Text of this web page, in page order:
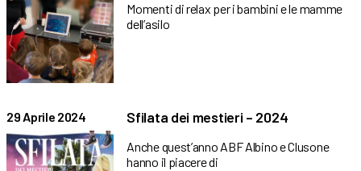
Momenti di relax per i bambini e le mamme
dell’asilo
29 Aprile 2024 Sfilata dei mestieri – 2024
Anche quest’anno ABF Albino e Clusone
hanno il piacere di